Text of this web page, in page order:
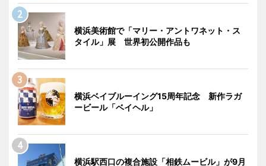
横浜美術館で「マリー・アントワネット・ス
タイル」展 世界初公開作品も
横浜ベイブルーイング15周年記念 新作ラガ
ービール「ベイヘル」
横浜駅西口の複合施設「相鉄ムービル」が9月